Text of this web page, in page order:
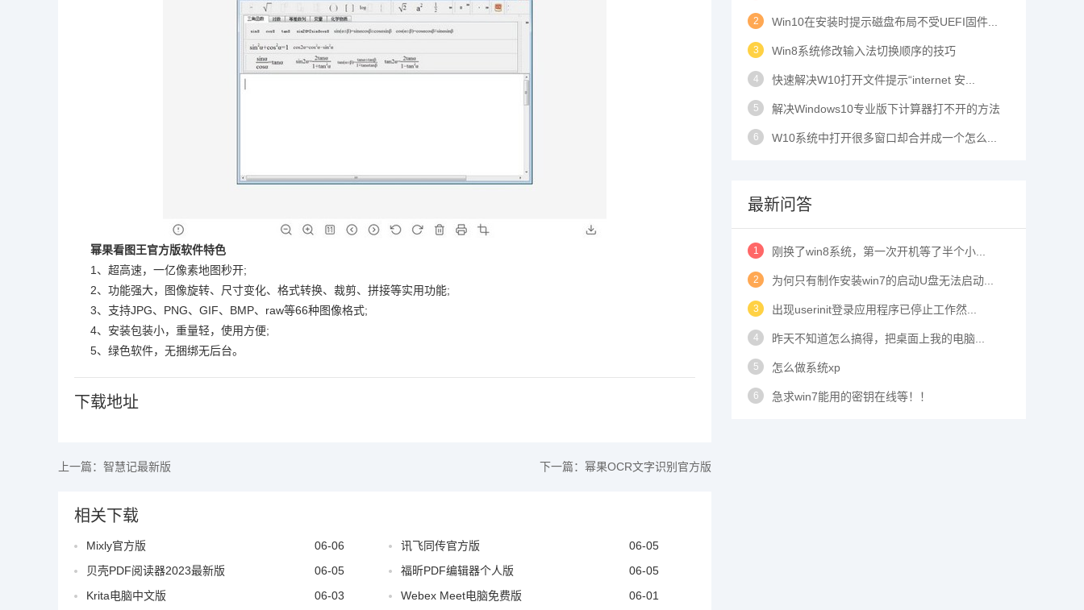
幂果看图王官方版软件特色
1、超高速，一亿像素地图秒开;
2、功能强大，图像旋转、尺寸变化、格式转换、裁剪、拼接等实用功能;
3、支持JPG、PNG、GIF、BMP、raw等66种图像格式;
4、安装包装小，重量轻，使用方便;
5、绿色软件，无捆绑无后台。
下载地址
上一篇： 智慧记最新版 下一篇： 幂果OCR文字识别官方版
相关下载
Mixly官方版 06-06 讯飞同传官方版
06-05
贝壳PDF阅读器2023最新版
06-05 福昕PDF编辑器个人版
06-05
Krita电脑中文版
06-03 Webex Meet电脑免费版 06-01
2 Win10在安装时提示磁盘布局不受UEFI固件...
3 Win8系统修改输入法切换顺序的技巧
4 快速解决W10打开文件提示“internet 安...
5 解决Windows10专业版下计算器打不开的方法
6 W10系统中打开很多窗口却合并成一个怎么...
最新问答
1 刚换了win8系统，第一次开机等了半个小...
2 为何只有制作安装win7的启动U盘无法启动...
3 出现userinit登录应用程序已停止工作然...
4 昨天不知道怎么搞得，把桌面上我的电脑...
5 怎么做系统xp
6 急求win7能用的密钥在线等！！